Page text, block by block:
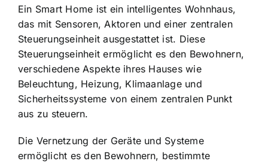
Ein Smart Home ist ein intelligentes Wohnhaus,
das mit Sensoren, Aktoren und einer zentralen
Steuerungseinheit ausgestattet ist. Diese
Steuerungseinheit ermöglicht es den Bewohnern,
verschiedene Aspekte ihres Hauses wie
Beleuchtung, Heizung, Klimaanlage und
Sicherheitssysteme von einem zentralen Punkt
aus zu steuern.
Die Vernetzung der Geräte und Systeme
ermöglicht es den Bewohnern, bestimmte